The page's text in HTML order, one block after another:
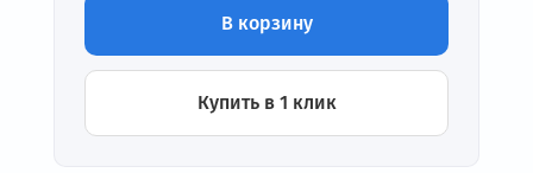
В корзину
Купить в 1 клик